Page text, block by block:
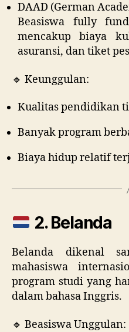
DAAD (German
Beasiswa fully
mencakup biaya
asuransi, dan tiket
🔹 Keunggulan:
Kualitas pendidikan
Banyak program
Biaya hidup relatif
2. Belanda
Belanda dikenal
mahasiswa
program studi yang
dalam bahasa Inggris.
🔹 Beasiswa Unggulan: